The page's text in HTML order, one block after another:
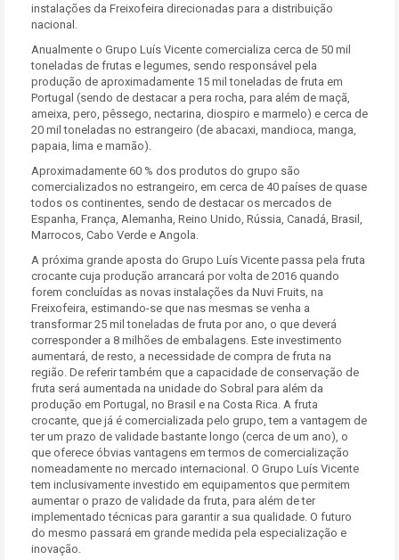
instalações da Freixofeira direcionadas para a distribuição
nacional.
Anualmente o Grupo Luís Vicente comercializa cerca de 50 mil
toneladas de frutas e legumes, sendo responsável pela
produção de aproximadamente 15 mil toneladas de fruta em
Portugal (sendo de destacar a pera rocha, para além de maçã,
ameixa, pero, pêssego, nectarina, diospiro e marmelo) e cerca de
20 mil toneladas no estrangeiro (de abacaxi, mandioca, manga,
papaia, lima e mamão).
Aproximadamente 60 % dos produtos do grupo são
comercializados no estrangeiro, em cerca de 40 países de quase
todos os continentes, sendo de destacar os mercados de
Espanha, França, Alemanha, Reino Unido, Rússia, Canadá, Brasil,
Marrocos, Cabo Verde e Angola.
A próxima grande aposta do Grupo Luís Vicente passa pela fruta
crocante cuja produção arrancará por volta de 2016 quando
forem concluídas as novas instalações da Nuvi Fruits, na
Freixofeira, estimando-se que nas mesmas se venha a
transformar 25 mil toneladas de fruta por ano, o que deverá
corresponder a 8 milhões de embalagens. Este investimento
aumentará, de resto, a necessidade de compra de fruta na
região. De referir também que a capacidade de conservação de
fruta será aumentada na unidade do Sobral para além da
produção em Portugal, no Brasil e na Costa Rica. A fruta
crocante, que já é comercializada pelo grupo, tem a vantagem de
ter um prazo de validade bastante longo (cerca de um ano), o
que oferece óbvias vantagens em termos de comercialização
nomeadamente no mercado internacional. O Grupo Luís Vicente
tem inclusivamente investido em equipamentos que permitem
aumentar o prazo de validade da fruta, para além de ter
implementado técnicas para garantir a sua qualidade. O futuro
do mesmo passará em grande medida pela especialização e
inovação.